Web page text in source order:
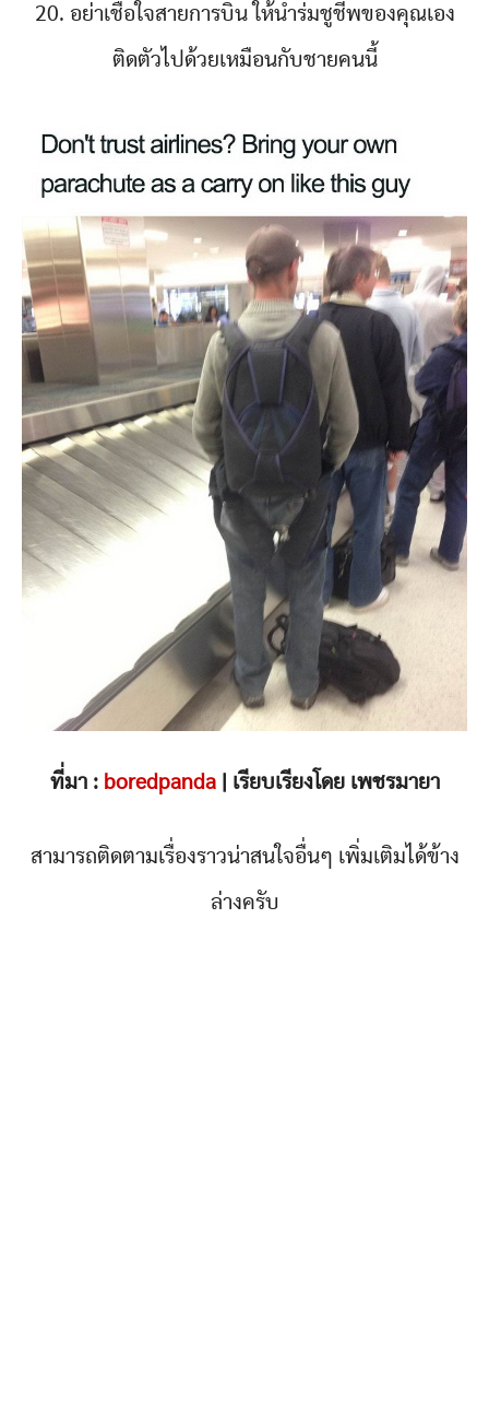
20. อย่าเชื่อใจสายการบิน ให้นำร่มชูชีพของคุณเอง
ติดตัวไปด้วยเหมือนกับชายคนนี้
ที่มา : boredpanda| เรียบเรียงโดย เพชรมายา
สามารถติดตามเรื่องราวน่าสนใจอื่นๆ เพิ่มเติมได้ข้าง
ล่างครับ